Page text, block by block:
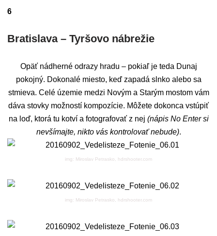
6
Bratislava – Tyršovo nábrežie
Opäť nádherné odrazy hradu – pokiaľ je teda Dunaj
pokojný. Dokonalé miesto, keď zapadá slnko alebo sa
stmieva. Celé územie medzi Novým a Starým mostom vám
dáva stovky možností kompozície. Môžete dokonca vstúpiť
na loď, ktorá tu kotví a fotografovať z nej (nápis No Enter si
nevšímajte, nikto vás kontrolovať nebude).
img: Miroslav Petrasko, hdrshooter.com
img: Miroslav Petrasko, hdrshooter.com